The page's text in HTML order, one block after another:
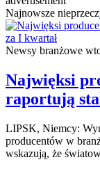
Najnowsze
Newsy branżowe
Najwięksi
raportują
LIPSK, Niemcy:
producentów w
wskazują, że